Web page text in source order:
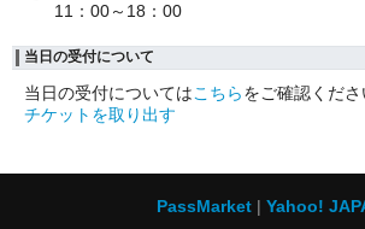
11：00～18：00
当日の受付について
当日の受付についてはこちらをご確認くださ
チケットを取り出す
PassMarket Yahoo!